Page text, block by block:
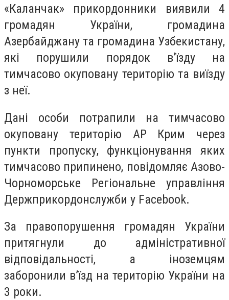
«Каланчак» прикордонники виявили 4
громадян України, громадина
Азербайджану та громадина Узбекистану,
які порушили порядок в’їзду на
тимчасово окуповану територію та виїзду
з неї.
Дані особи потрапили на тимчасово
окуповану територію АР Крим через
пункти пропуску, функціонування яких
тимчасово припинено, повідомляє Азово-
Чорноморське Регіональне управління
Держприкордонслужби у Facebook.
За правопорушення громадян України
притягнули до адміністративної
відповідальності, а іноземцям
заборонили в’їзд на територію України на
3 роки.